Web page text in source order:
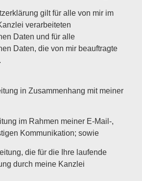
gilt für alle von mir im
verarbeiteten
Daten und für alle
Daten, die von mir beauftragte
in Zusammenhang mit meiner
im Rahmen meiner E-Mail-,
Kommunikation; sowie
die für die Ihre laufende
durch meine Kanzlei